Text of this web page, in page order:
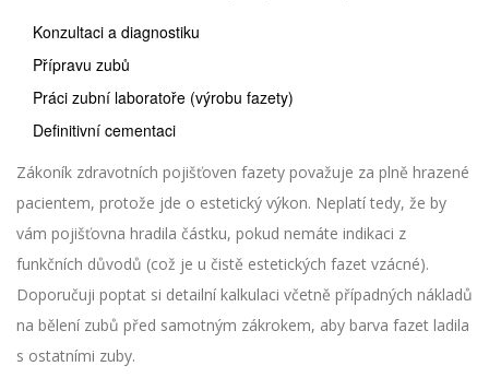
Konzultaci a diagnostiku
Přípravu zubů
Práci zubní laboratoře (výrobu fazety)
Definitivní cementaci
Zákoník zdravotních pojišťoven fazety považuje za plně hrazené
pacientem, protože jde o estetický výkon. Neplatí tedy, že by
vám pojišťovna hradila částku, pokud nemáte indikaci z
funkčních důvodů (což je u čistě estetických fazet vzácné).
Doporučuji poptat si detailní kalkulaci včetně případných nákladů
na bělení zubů před samotným zákrokem, aby barva fazet ladila
s ostatními zuby.